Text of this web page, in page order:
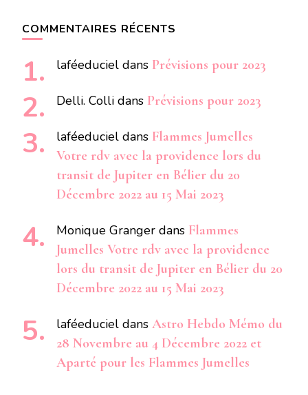
COMMENTAIRES RÉCENTS
laféeduciel dans Prévisions pour 2023
Delli. Colli dans Prévisions pour 2023
laféeduciel dans Flammes Jumelles
Votre rdv avec la providence lors du
transit de Jupiter en Bélier du 20
Décembre 2022 au 15 Mai 2023
Monique Granger dans Flammes
Jumelles Votre rdv avec la providence
lors du transit de Jupiter en Bélier du 20
Décembre 2022 au 15 Mai 2023
laféeduciel dans Astro Hebdo Mémo du
28 Novembre au 4 Décembre 2022 et
Aparté pour les Flammes Jumelles